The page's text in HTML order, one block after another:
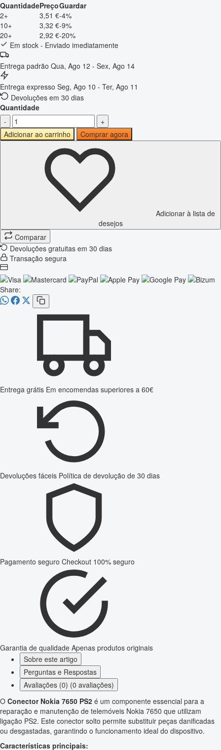
QuantidadePreçoGuardar
2+
3,51 €-4%
10+
3,32 €-9%
20+
2,92 €-20%
Em stock - Enviado imediatamente
Entrega padrão Qua, Ago 12 - Sex, Ago 14
Entrega expresso Seg, Ago 10 - Ter, Ago 11
Devoluções em 30 dias
Quantidade
-
+
Adicionar ao carrinho
Comprar agora
Adicionar à lista de
desejos
Comparar
Devoluções gratuitas em 30 dias
Transação segura
Share:
Entrega grátis Em encomendas superiores a 60€
Devoluções fáceis Política de devolução de 30 dias
Pagamento seguro Checkout 100% seguro
Garantia de qualidade Apenas produtos originais
Sobre este artigo
Perguntas e Respostas
Avaliações (0) (0 avaliações)
O Conector Nokia 7650 PS2 é um componente essencial para a
reparação e manutenção de telemóveis Nokia 7650 que utilizam
ligação PS2. Este conector solto permite substituir peças danificadas
ou desgastadas, garantindo o funcionamento ideal do dispositivo.
Características principais: